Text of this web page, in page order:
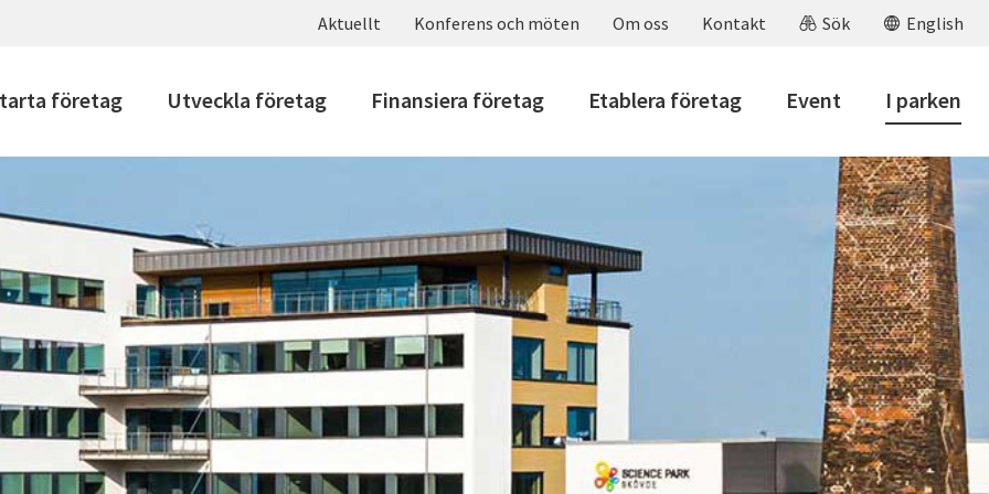
Aktuellt Konferens och möten Om oss Kontakt Sök English
företag Utveckla företag Finansiera företag Etablera företag Event I parken